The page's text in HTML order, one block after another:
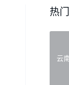
热
云